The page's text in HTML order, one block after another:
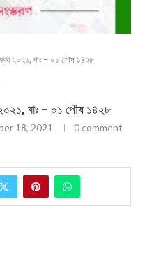
২০২১, বাঃ – ০১ পৌষ ১৪২৮
বাঃ – ০১ পৌষ ১৪২৮
18, 2021 0 comment